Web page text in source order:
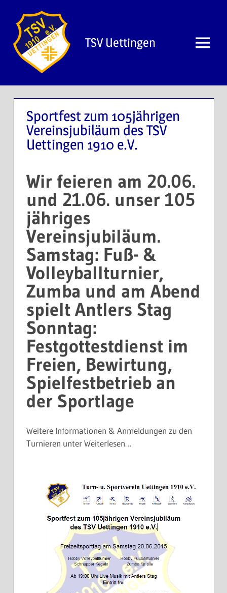
Inhalt
springen
TSV Uettingen Menü
Sportfest zum 105jährigen
Vereinsjubiläum des TSV
Uettingen 1910 e.V.
Wir feieren am 20.06.
und 21.06. unser 105
jähriges
Vereinsjubiläum.
Samstag: Fuß- &
Volleyballturnier,
Zumba und am Abend
spielt Antlers Stag
Sonntag:
Festgottestdienst im
Freien, Bewirtung,
Spielfestbetrieb an
der Sportlage
Weitere Informationen & Anmeldungen zu den
Turnieren unter Weiterlesen…